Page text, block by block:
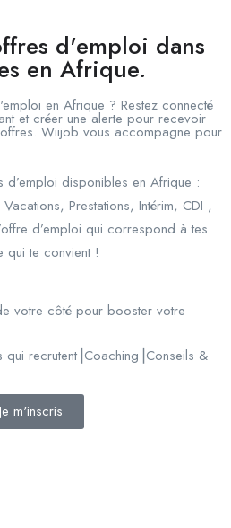
d'emploi dans
en Afrique.
en Afrique ? Restez connecté
et créer une alerte pour recevoir
Wiijob vous accompagne pour
d’emploi disponibles en Afrique :
Prestations, Intérim, CDI ,
d’emploi qui correspond à tes
qui te convient !
votre côté pour booster votre
qui recrutent⎟Coaching⎟Conseils &
Je m'inscris